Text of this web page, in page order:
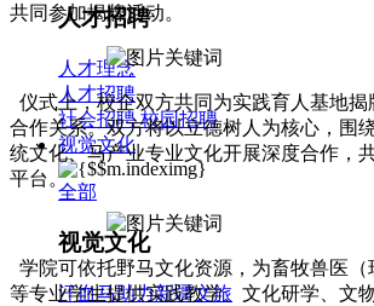
人才招聘
人才理念
人才招聘
社会招聘 校园招聘
视觉文化
全部
视觉文化
汗血马助力新疆文旅
共同参加揭牌活动。
仪式上，校企双方共同为实践育人基地揭
合作关系。双方将以立德树人为核心，围
统文化、马产业专业文化开展深度合作，
平台。
学院可依托野马文化资源，为畜牧兽医（
等专业学生提供实践教学、文化研学、文